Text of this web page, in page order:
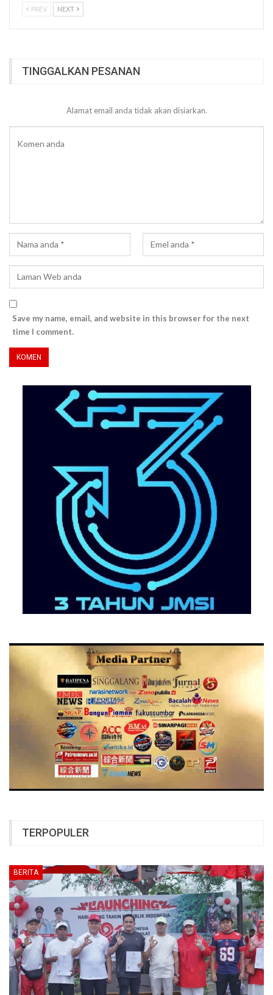
PREV NEXT
TINGGALKAN PESANAN
Alamat email anda tidak akan disiarkan.
Save my name, email, and website in this browser for the next
time I comment.
TERPOPULER
BERITA